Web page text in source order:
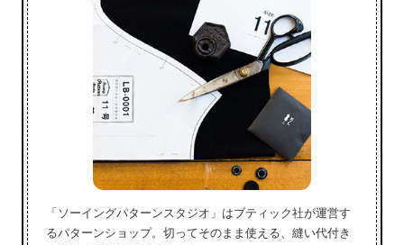
「ソーイングパターンスタジオ」はブティック社が運営す
るパターンショップ。切ってそのまま使える、縫い代付き